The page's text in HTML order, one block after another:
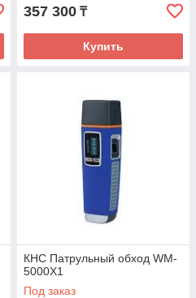
357 300 ₸
Купить
КНС Патрульный обход WM-
5000X1
Под заказ